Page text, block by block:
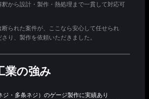
釈から設計・製作・熱処理まで一貫して対応可
断られた案件が、ここなら安心して任せられ
り、製作を依頼いただきました。
業の強み
ジ・多条ネジ）のゲージ製作に実績あり